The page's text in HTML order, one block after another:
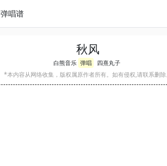
弹唱谱
秋风
白熊音乐 弹唱
四熹丸子
*本内容从网络收集，版权属原作者所有。如有侵权,请联系删除